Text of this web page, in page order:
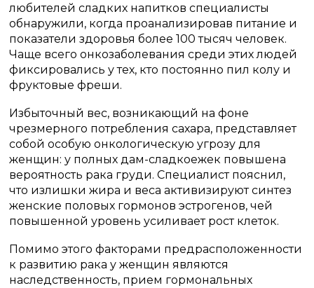
любителей сладких напитков специалисты
обнаружили, когда проанализировав питание и
показатели здоровья более 100 тысяч человек.
Чаще всего онкозаболевания среди этих людей
фиксировались у тех, кто постоянно пил колу и
фруктовые фреши.
Избыточный вес, возникающий на фоне
чрезмерного потребления сахара, представляет
собой особую онкологическую угрозу для
женщин: у полных дам-сладкоежек повышена
вероятность рака груди. Специалист пояснил,
что излишки жира и веса активизируют синтез
женские половых гормонов эстрогенов, чей
повышенной уровень усиливает рост клеток.
Помимо этого факторами предрасположенности
к развитию рака у женщин являются
наследственность, прием гормональных